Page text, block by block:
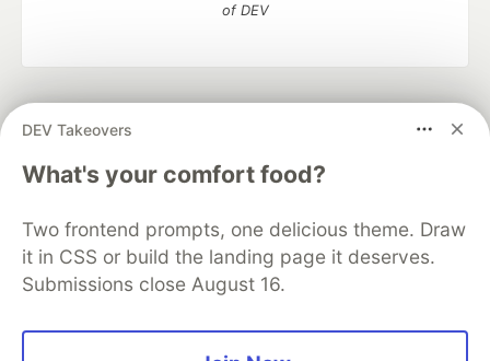
DEV Takeovers
What's your comfort food?
Two frontend prompts, one delicious theme. Draw
it in CSS or build the landing page it deserves.
Submissions close August 16.
of DEV
development and manage your software career
DEV Challenges
DEV Education Tracks
DEV Help
Advertise on DEV
Free Postgres Database
DEV Shop
MLH
Code of Conduct
Privacy Policy
Terms of Use
Built on
Forem — the open sourcesoftware that powers
and other inclusive communities.